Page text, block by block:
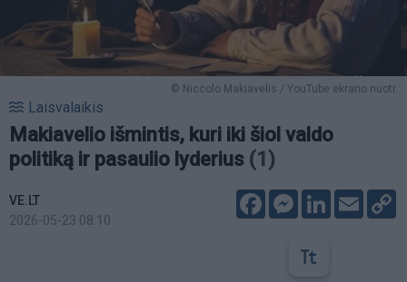
© Niccolo Makiavelis / YouTube ekrano nuotr.
Laisvalaikis
Makiavelio išmintis, kuri iki šiol valdo
politiką ir pasaulio lyderius (1)
VE.LT
2026-05-23 08:10
FacebookMessenger
LinkedIn
Email